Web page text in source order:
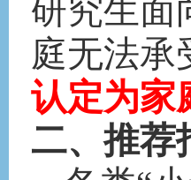
研究生面
庭无法承
认定为家
二、推荐